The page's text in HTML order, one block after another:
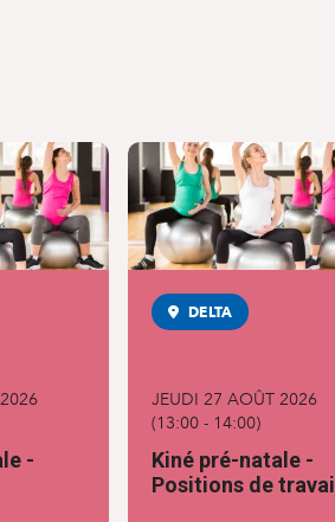
-
DELTA
JEUDI 27 AOÛT 2026
(13:00- 14:00)
Kiné pré-natale -
Positions de travail